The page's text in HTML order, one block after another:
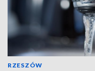
RZESZÓW